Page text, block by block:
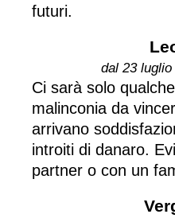
futuri.
dal 23
Ci sarà solo
malinconia da
arrivano
introiti di danaro.
partner o con un